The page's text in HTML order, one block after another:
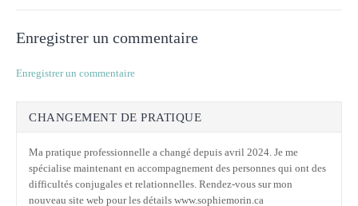
Enregistrer un commentaire
Enregistrer un commentaire
CHANGEMENT DE PRATIQUE
Ma pratique professionnelle a changé depuis avril 2024. Je me
spécialise maintenant en accompagnement des personnes qui ont des
difficultés conjugales et relationnelles. Rendez-vous sur mon
nouveau site web pour les détails www.sophiemorin.ca